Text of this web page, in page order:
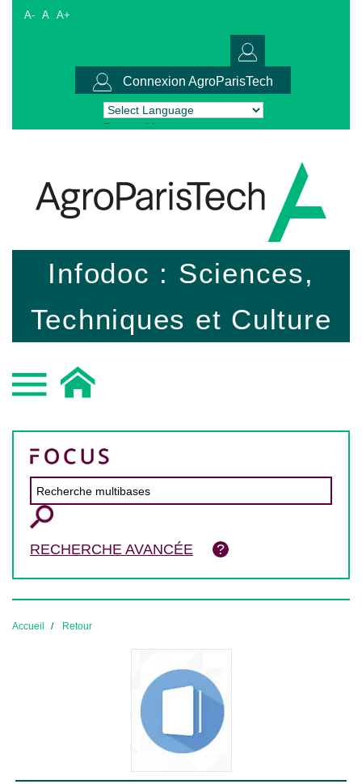
A- A A+
Connexion AgroParisTech
Powered by Translate
Infodoc : Sciences,
Techniques et Culture
RECHERCHE AVANCÉE
Accueil Retour